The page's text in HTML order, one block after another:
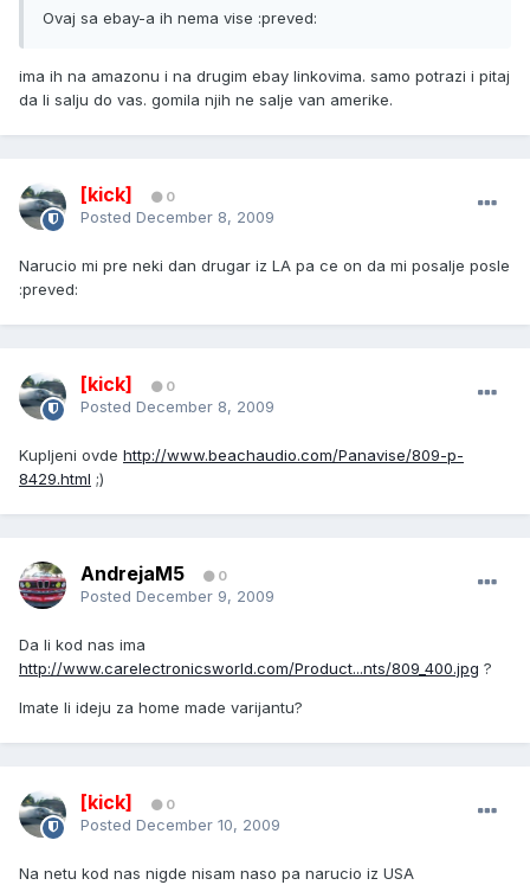
Ovaj sa ebay-a ih nema vise :preved:
ima ih na amazonu i na drugim ebay linkovima. samo potrazi i pitaj
da li salju do vas. gomila njih ne salje van amerike.
[kick] 0
Posted December 8, 2009
Narucio mi pre neki dan drugar iz LA pa ce on da mi posalje posle
:preved:
[kick] 0
Posted December 8, 2009
Kupljeni ovde http://www.beachaudio.com/Panavise/809-p-
8429.html ;)
AndrejaM5 0
Posted December 9, 2009
Da li kod nas ima
http://www.carelectronicsworld.com/Product...nts/809_400.jpg ?
Imate li ideju za home made varijantu?
[kick] 0
Posted December 10, 2009
Na netu kod nas nigde nisam naso pa narucio iz USA